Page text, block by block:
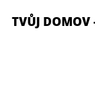
TVŮJ DOMOV